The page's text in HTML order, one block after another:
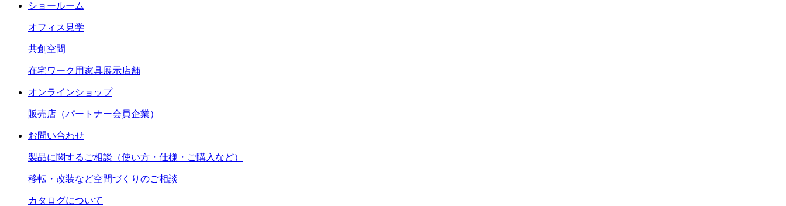
ショールーム
オフィス見学
共創空間
在宅ワーク用家具展示店舗
オンラインショップ
販売店（パートナー会員企業）
お問い合わせ
製品に関するご相談（使い方・仕様・ご購入など）
移転・改装など空間づくりのご相談
カタログについて